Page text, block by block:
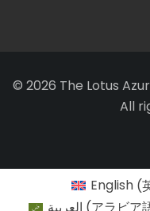
© 2026 The Lotus
All
English (